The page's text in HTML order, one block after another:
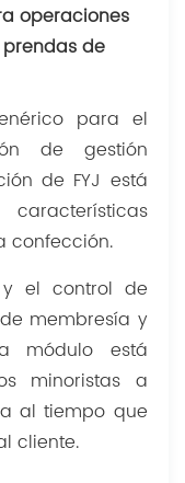
operaciones
de
para el
de gestión
de FYJ está
confección.
el control de
membresía y
módulo está
minoristas a
al tiempo que
cliente.